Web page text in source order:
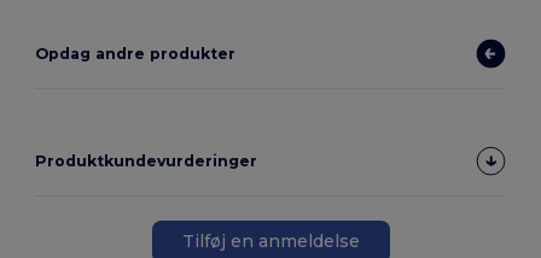
Opdag andre produkter
Produktkundevurderinger
Tilføj en anmeldelse